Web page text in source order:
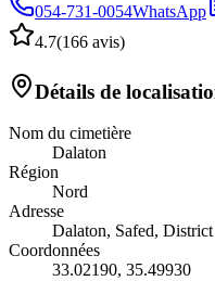
054-731-0054WhatsApp
4.7(166 avis)
Détails de
Nom du cimetière
Dalaton
Région
Nord
Adresse
Dalaton, Safed,
Coordonnées
33.02190, 35.49930